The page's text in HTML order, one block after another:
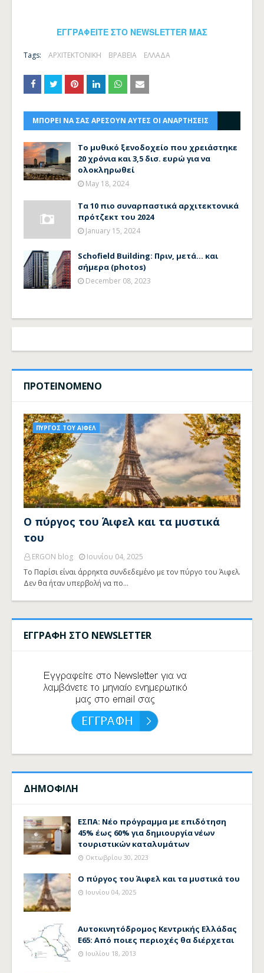
ΕΓΓΡΑΦΕΙΤΕ ΣΤΟ NEWSLETTER ΜΑΣ
Tags: ΑΡΧΙΤΕΚΤΟΝΙΚΗ ΒΡΑΒΕΙΑ ΕΛΛΑΔΑ
ΜΠΟΡΕΙ ΝΑ ΣΑΣ ΑΡΕΣΟΥΝ ΑΥΤΕΣ ΟΙ ΑΝΑΡΤΗΣΕΙΣ
Το μυθικό ξενοδοχείο που χρειάστηκε
20 χρόνια και 3,5 δισ. ευρώ για να
ολοκληρωθεί
May 18, 2024
Τα 10 πιο συναρπαστικά αρχιτεκτονικά
πρότζεκτ του 2024
January 15, 2024
Schofield Building: Πριν, μετά... και
σήμερα (photos)
December 08, 2023
ΠΡΟΤΕΙΝΟΜΕΝΟ
ΠΥΡΓΟΣ ΤΟΥ ΑΙΦΕΛ
Ο πύργος του Άιφελ και τα μυστικά
του
ERGON blog
Ιουνίου 04, 2025
Το Παρίσι είναι άρρηκτα συνδεδεμένο με τον πύργο του Άιφελ.
Δεν θα ήταν υπερβολή να πο…
ΕΓΓΡΑΦΗ ΣΤΟ NEWSLETTER
ΔΗΜΟΦΙΛΗ
ΕΣΠΑ: Νέο πρόγραμμα με επιδότηση
45% έως 60% για δημιουργία νέων
τουριστικών καταλυμάτων
Οκτωβρίου 30, 2023
Ο πύργος του Άιφελ και τα μυστικά του
Ιουνίου 04, 2025
Αυτοκινητόδρομος Κεντρικής Ελλάδας
Ε65: Από ποιες περιοχές θα διέρχεται
Ιουλίου 18, 2013